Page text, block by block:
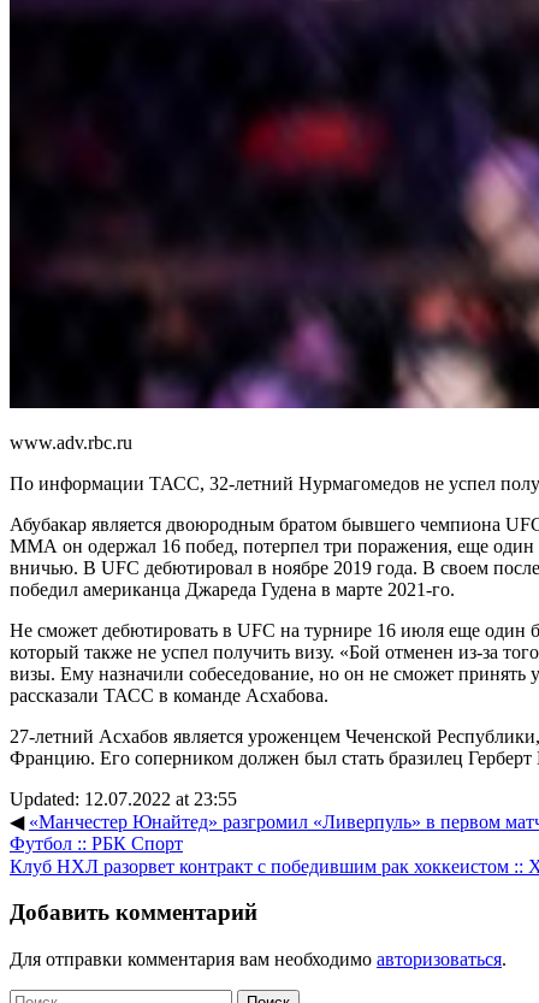
www.adv.rbc.ru
По информации ТАСС, 32-летний Нурмагомедов не успел
Абубакар является двоюродным братом бывшего чемпиона
ММА он одержал 16 побед, потерпел три поражения, еще один
вничью. В UFC дебютировал в ноябре 2019 года. В своем
победил американца Джареда Гудена в марте 2021-го.
Не сможет дебютировать в UFC на турнире 16 июля еще
который также не успел получить визу. «Бой отменен из-за
визы. Ему назначили собеседование, но он не сможет принять
рассказали ТАСС в команде Асхабова.
27-летний Асхабов является уроженцем Чеченской Республики,
Францию. Его соперником должен был стать бразилец Герберт
Updated: 12.07.2022 at 23:55
◀ «Манчестер Юнайтед» разгромил «Ливерпуль» в первом
Футбол :: РБК Спорт
Клуб НХЛ разорвет контракт с победившим рак хоккеистом ::
Добавить комментарий
Для отправки комментария вам необходимо авторизоваться.